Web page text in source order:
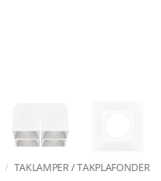
/ TAKLAMPER / TAKPLAFONDER